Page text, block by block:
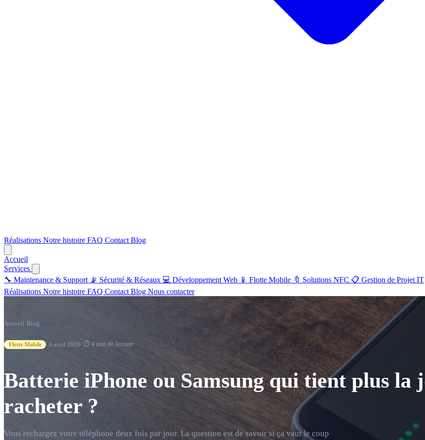
Support
📡 Sécurité & Réseaux
💻Développement
Web
Flotte Mobile
Solutions NFC 📋
Gestion de Projet
IT
Réalisations Notre histoire FAQ Contact Blog
Accueil
Services
🔧 Maintenance & Support 📡 Sécurité & Réseaux 💻 Développement Web 📱 Flotte Mobile 🔖 Solutions NFC 📋 Gestion de Projet IT
Réalisations Notre histoire FAQ Contact Blog Nous contacter
Accueil Blog
Flotte Mobile ·3 avril 2026 ⏱ 4 min de lecture
Batterie iPhone ou Samsung qui tient plus la
racheter ?
Vous rechargez votre téléphone deux fois par jour. La question est de savoir si ça vaut le coup